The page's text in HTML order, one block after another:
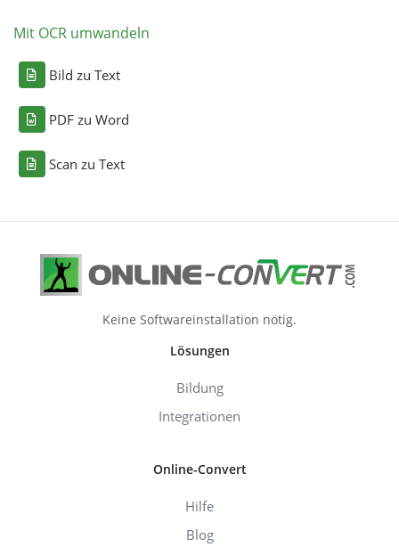
Mit OCR umwandeln
Bild zu Text
PDF zu Word
Scan zu Text
Keine Softwareinstallation nötig.
Lösungen
Bildung
Integrationen
Online-Convert
Hilfe
Blog